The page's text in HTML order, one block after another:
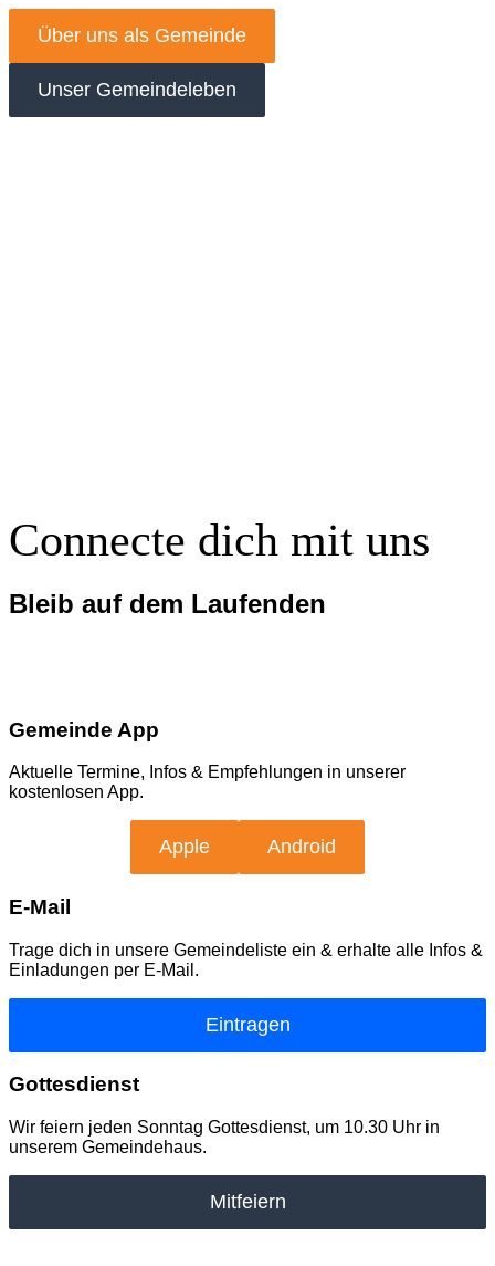
Über uns als Gemeinde
Unser Gemeindeleben
Connecte dich mit uns
Bleib auf dem Laufenden
Gemeinde App
Aktuelle Termine, Infos & Empfehlungen in unserer
kostenlosen App.
Apple Android
E-Mail
Trage dich in unsere Gemeindeliste ein & erhalte alle Infos &
Einladungen per E-Mail.
Eintragen
Gottesdienst
Wir feiern jeden Sonntag Gottesdienst, um 10.30 Uhr in
unserem Gemeindehaus.
Mitfeiern